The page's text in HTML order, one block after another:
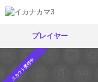
プレイヤー
スカウト受付中